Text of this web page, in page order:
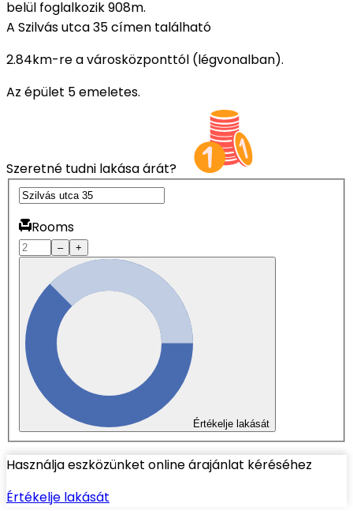
belül foglalkozik 908m.
A Szilvás utca 35 címen található
2.84km-re a városközponttól (légvonalban).
Az épület 5 emeletes.
Szeretné tudni lakása árát?
Rooms
– +
Értékelje lakását
Használja eszközünket online árajánlat kéréséhez
Értékelje lakását